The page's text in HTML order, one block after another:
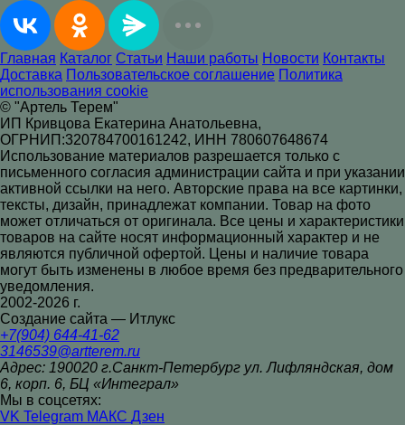
Главная Каталог Статьи Наши работы Новости Контакты
Доставка Пользовательское соглашение Политика
использования cookie
© "Артель Терем"
ИП Кривцова Екатерина Анатольевна,
ОГРНИП:320784700161242, ИНН 780607648674
Использование материалов разрешается только с
письменного согласия администрации сайта и при указании
активной ссылки на него. Авторские права на все картинки,
тексты, дизайн, принадлежат компании. Товар на фото
может отличаться от оригинала. Все цены и характеристики
товаров на сайте носят информационный характер и не
являются публичной офертой. Цены и наличие товара
могут быть изменены в любое время без предварительного
уведомления.
2002-2026 г.
Создание сайта — Итлукс
+7(904) 644-41-62
3146539@artterem.ru
Адрес: 190020 г.Санкт-Петербург ул. Лифляндская, дом
6, корп. 6, БЦ «Интеграл»
Мы в соцсетях:
VK Telegram МАКС Дзен